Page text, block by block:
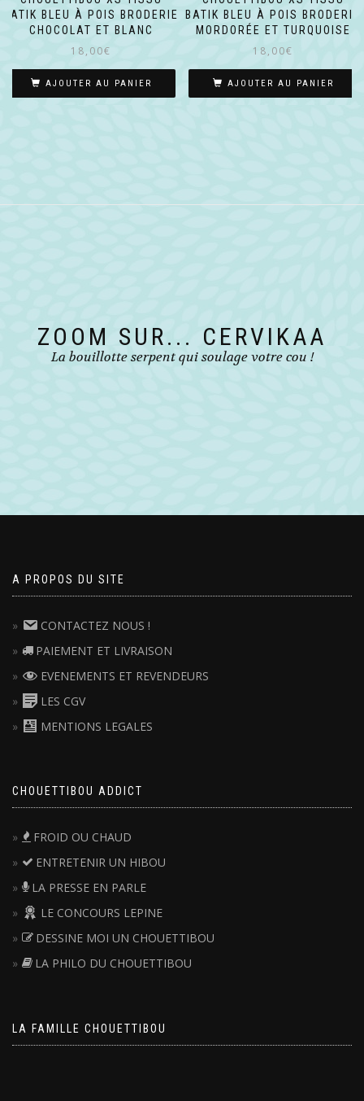
BATIK BLEU À POIS BRODERIE
CHOCOLAT ET BLANC
18,00€
AJOUTER AU PANIER
BATIK BLEU À POIS BRODERIE
MORDORÉE ET TURQUOISE
18,00€
AJOUTER AU PANIER
ZOOM SUR... CERVIKAA
La bouillotte serpent qui soulage votre cou !
A PROPOS DU SITE
CONTACTEZ NOUS !
PAIEMENT ET LIVRAISON
EVENEMENTS ET REVENDEURS
LES CGV
MENTIONS LEGALES
CHOUETTIBOU ADDICT
FROID OU CHAUD
ENTRETENIR UN HIBOU
LA PRESSE EN PARLE
LE CONCOURS LEPINE
DESSINE MOI UN CHOUETTIBOU
LA PHILO DU CHOUETTIBOU
LA FAMILLE CHOUETTIBOU